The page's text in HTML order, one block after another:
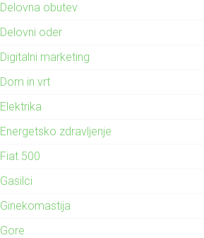
Delovna obutev
Delovni oder
Digitalni marketing
Dom in vrt
Elektrika
Energetsko zdravljenje
Fiat 500
Gasilci
Ginekomastija
Gore